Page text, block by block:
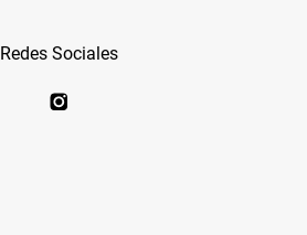
Redes Sociales